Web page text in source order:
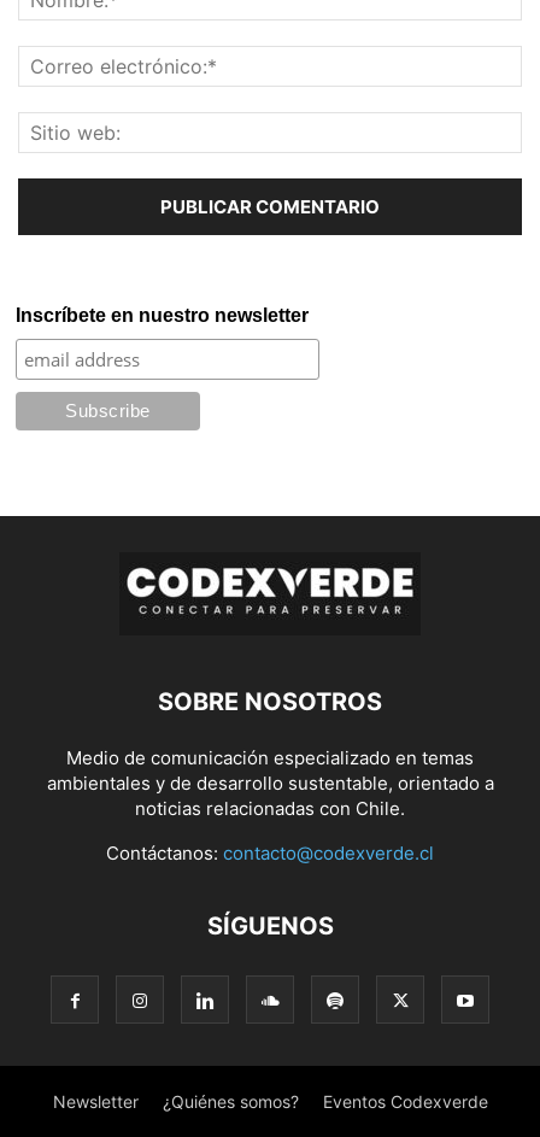
Inscríbete en nuestro newsletter
SOBRE NOSOTROS
Medio de comunicación especializado en temas
ambientales y de desarrollo sustentable, orientado a
noticias relacionadas con Chile.
Contáctanos: contacto@codexverde.cl
SÍGUENOS
Newsletter ¿Quiénes somos? Eventos Codexverde